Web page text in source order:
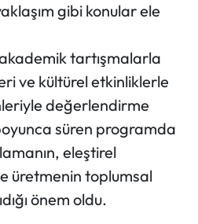
gibi konular ele
akademik tartışmalarla
ve kültürel etkinliklerle
değerlendirme
süren programda
eleştirel
üretmenin toplumsal
önem oldu.